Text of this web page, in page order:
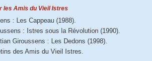
les Amis du Vieil Istres
: Les Cappeau (1988).
: Istres sous la Révolution (1990).
Giroussens : Les Dedons (1998).
des Amis du Vieil Istres.